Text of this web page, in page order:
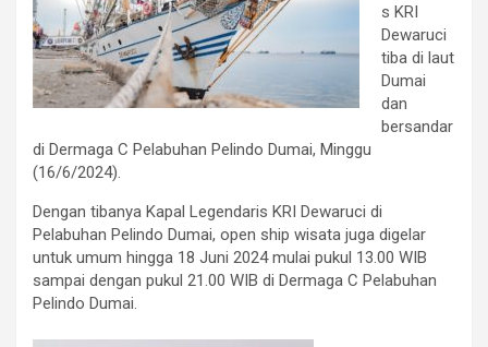
s KRI
Dewaruci
tiba di laut
Dumai
dan
bersandar
di Dermaga C Pelabuhan Pelindo Dumai, Minggu
(16/6/2024).
Dengan tibanya Kapal Legendaris KRI Dewaruci di
Pelabuhan Pelindo Dumai, open ship wisata juga digelar
untuk umum hingga 18 Juni 2024 mulai pukul 13.00 WIB
sampai dengan pukul 21.00 WIB di Dermaga C Pelabuhan
Pelindo Dumai.